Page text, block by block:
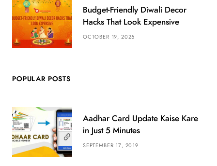
Budget-Friendly Diwali Decor
Hacks That Look Expensive
OCTOBER 19, 2025
POPULAR POSTS
Aadhar Card Update Kaise Kare
in Just 5 Minutes
SEPTEMBER 17, 2019